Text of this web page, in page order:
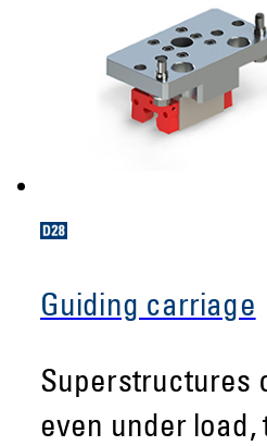
Guiding carriage
Superstructures
even under